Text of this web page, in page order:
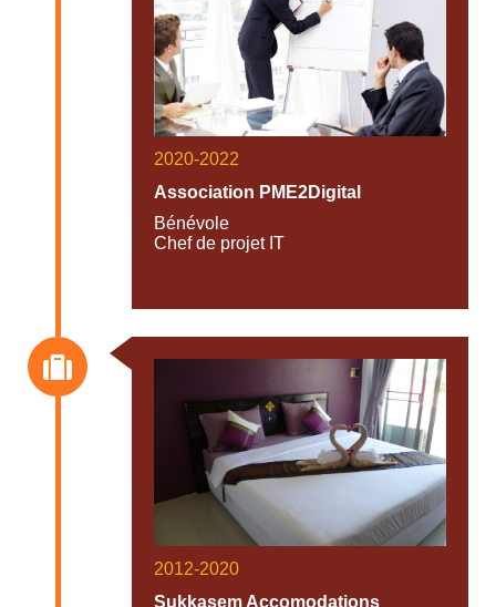
2020-2022
Association PME2Digital
Bénévole
Chef de projet IT
2012-2020
Sukkasem Accomodations